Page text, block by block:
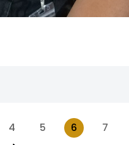
4 5 6 7